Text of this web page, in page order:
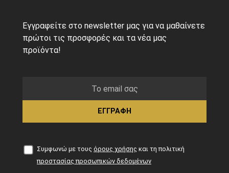
Εγγραφείτε στο newsletter μας για να μαθαίνετε
πρώτοι τις προσφορές και τα νέα μας
προϊόντα!
ΕΓΓΡΑΦΗ
Συμφωνώ με τους όρους χρήσης και τη πολιτική
προστασίας προσωπικών δεδομένων